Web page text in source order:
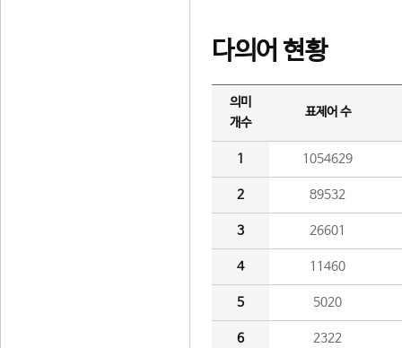
다의어 현황
의미
개수
표제어 수
1 1054629
2 89532
3 26601
4 11460
5 5020
6 2322